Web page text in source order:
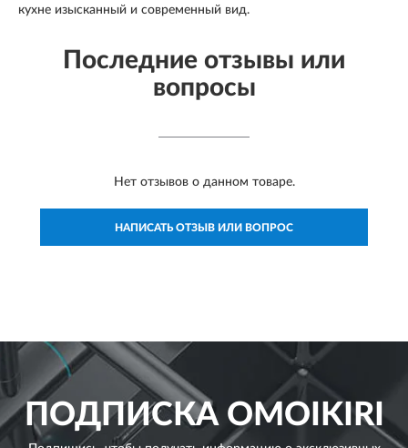
кухне изысканный и современный вид.
Последние отзывы или
вопросы
Нет отзывов о данном товаре.
НАПИСАТЬ ОТЗЫВ ИЛИ ВОПРОС
ПОДПИСКАOMOIKIRI